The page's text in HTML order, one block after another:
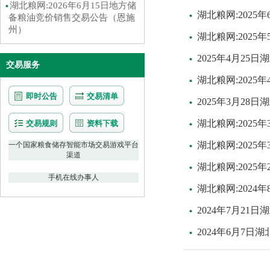
湖北粮网:2026年6月15日地方储
备粮油竞价销售交易公告（恩施
州）
交易服务
即时公告 交易清单
交易规则 资料下载
一个国家粮食储存智能市场交易游戏平台
渠道
手机在线办事人
湖北粮网:2025
湖北粮网:2025
2025年4月25日
湖北粮网:2025
2025年3月28日
湖北粮网:2025
湖北粮网:2025
湖北粮网:2025
湖北粮网:2024
2024年7月21日
2024年6月7日湖